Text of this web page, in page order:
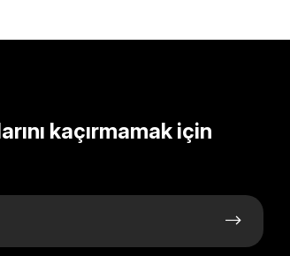
kaçırmamak için